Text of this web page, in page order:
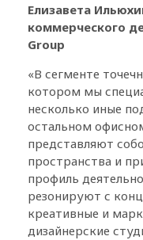
Елизавета
коммерческого
Group
«В сегменте
котором мы
несколько иные
остальном
представляют
пространства и
профиль
резонируют с
креативные и
дизайнерские